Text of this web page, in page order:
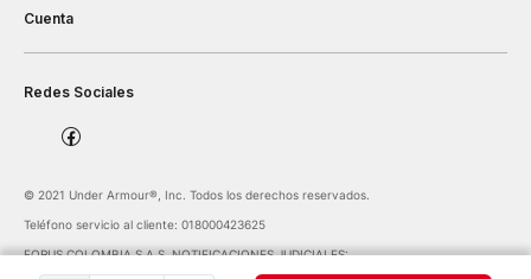
Cuenta
Redes Sociales
©️ 2021 Under Armour®️, Inc. Todos los derechos reservados.
Teléfono servicio al cliente: 018000423625
FORUS COLOMBIA S.A.S. NOTIFICACIONES JUDICIALES:
notificaciones@forus.com.co
| Av. Carrera 45 Nº 108-27 BOGOTÁ COLOMBIA